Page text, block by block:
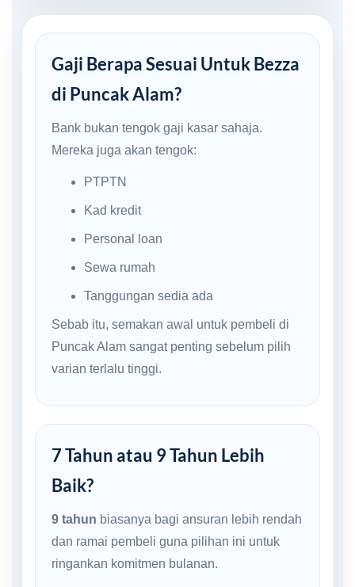
Gaji Berapa Sesuai Untuk Bezza
di Puncak Alam?
Bank bukan tengok gaji kasar sahaja.
Mereka juga akan tengok:
PTPTN
Kad kredit
Personal loan
Sewa rumah
Tanggungan sedia ada
Sebab itu, semakan awal untuk pembeli di
Puncak Alam sangat penting sebelum pilih
varian terlalu tinggi.
7 Tahun atau 9 Tahun Lebih
Baik?
9 tahun biasanya bagi ansuran lebih rendah
dan ramai pembeli guna pilihan ini untuk
ringankan komitmen bulanan.